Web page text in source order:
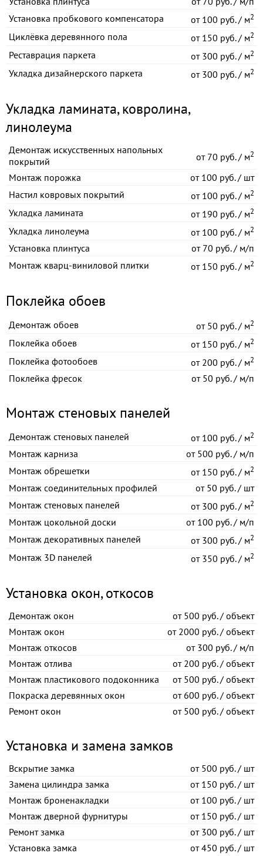
Установка пробкового компенсатора
от100 руб. / м2
Циклёвка деревянного пола от150 руб. / м2
Реставрация паркета от300 руб. / м2
Укладка дизайнерского паркета от300 руб. / м2
Укладка ламината, ковролина,
линолеума
Демонтаж искусственных напольных
покрытий
от70 руб. / м2
Монтаж порожка от100 руб. / шт
Настил ковровых покрытий
от100 руб. / м2
Укладка ламината от190 руб. / м2
Укладка линолеума от100 руб. / м2
Установка плинтуса от70 руб. / м/п
Монтаж кварц-виниловой плитки
от150 руб. / м2
Поклейка обоев
Демонтаж обоев от50 руб. / м2
Поклейка обоев от150 руб. / м2
Поклейка фотообоев от200 руб. / м2
Поклейка фресок от50 руб. / м/п
Монтаж стеновых панелей
Демонтаж стеновых панелей от100 руб. / м2
Монтаж карниза от500 руб. / м/п
Монтаж обрешетки
от150 руб. / м2
Монтаж соединительных профилей от50 руб. / шт
Монтаж стеновых панелей
от300 руб. / м2
Монтаж цокольной доски от100 руб. / м/п
Монтаж декоративных панелей
от300 руб. / м2
Монтаж 3D панелей от350 руб. / м2
Установка окон, откосов
Демонтаж окон от500 руб. / объект
Монтаж окон
от2000 руб. / объект
Монтаж откосов
от300 руб. / м/п
Монтаж отлива
от200 руб. / объект
Монтаж пластикового подоконника
от500 руб. / объект
Покраска деревянных окон
от600 руб. / объект
Ремонт окон
от500 руб. / объект
Установка и замена замков
Вскрытие замка от500 руб. / шт
Замена цилиндра замка
от150 руб. / шт
Монтаж броненакладки
от100 руб. / шт
Монтаж дверной фурнитуры
от150 руб. / шт
Ремонт замка
от300 руб. / шт
Установка замка
от450 руб. / шт